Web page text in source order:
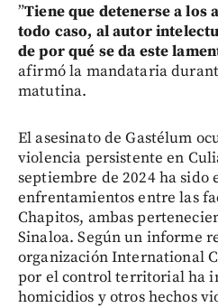
”Tiene que detenerse a los
todo caso, al autor
de por qué se da este
afirmó la mandataria
matutina.
El asesinato de Gastélum
violencia persistente en
septiembre de 2024 ha sido
enfrentamientos entre las
Chapitos, ambas
Sinaloa. Según un informe
organización International
por el control territorial ha
homicidios y otros hechos